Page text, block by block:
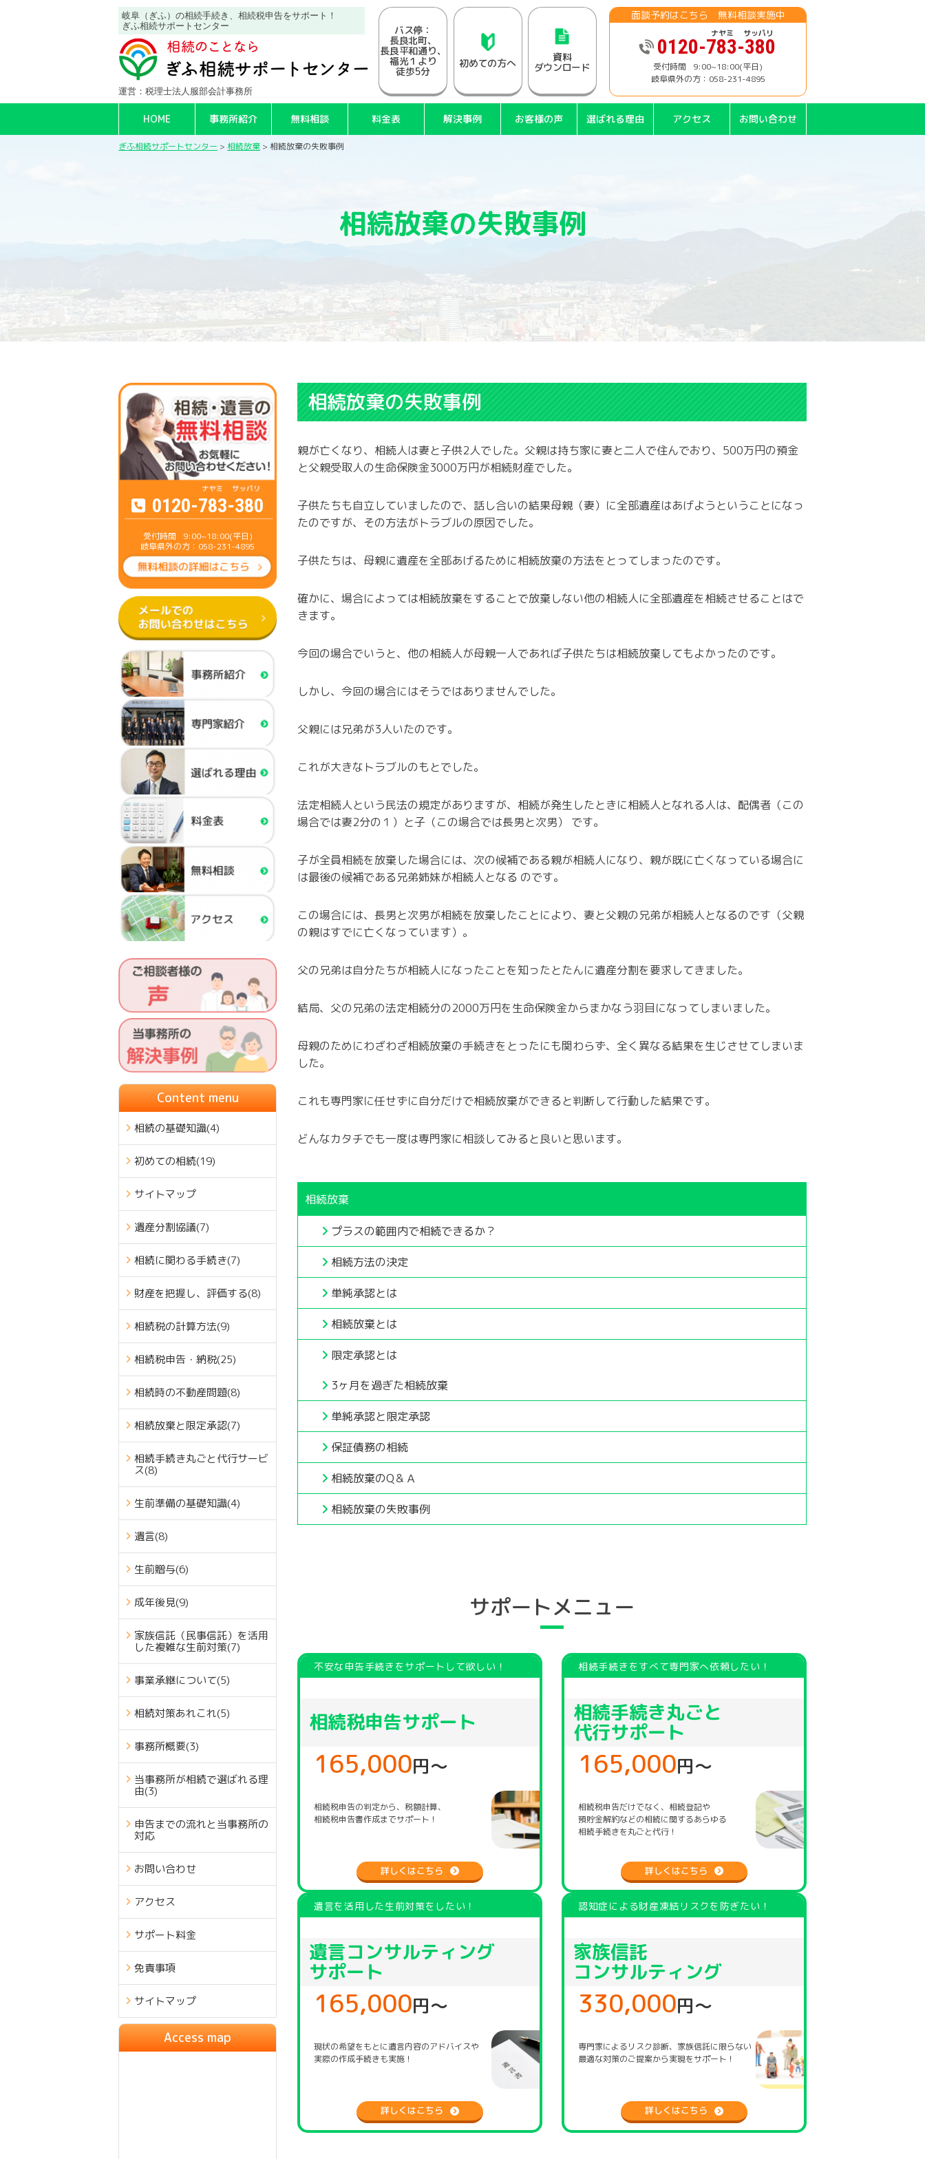
岐阜（ぎふ）の相続手続き、相続税申告をサポート！
ぎふ相続サポートセンター
運営：税理士法人服部会計事務所
バス停：
長良北町、
長良平和通り、
福光１より
徒歩5分
初めての方へ 資料
ダウンロード
面談予約はこちら 無料相談実施中
0120-783-380
9:00~18:00(平日)
岐阜県外の方：058-231-4895
HOME 事務所紹介 無料相談 料金表 解決事例 お客様の声 選ばれる理由 アクセス お問い合わせ
ぎふ相続サポートセンター > 相続放棄 > 相続放棄の失敗事例
相続放棄の失敗事例
相続放棄の失敗事例
親が亡くなり、相続人は妻と子供2人でした。父親は持ち家に妻と二人で住んでおり、500万円の預金
と父親受取人の生命保険金3000万円が相続財産でした。
子供たちも自立していましたので、話し合いの結果母親（妻）に全部遺産はあげようということになっ
たのですが、その方法がトラブルの原因でした。
子供たちは、母親に遺産を全部あげるために相続放棄の方法をとってしまったのです。
確かに、場合によっては相続放棄をすることで放棄しない他の相続人に全部遺産を相続させることはで
きます。
今回の場合でいうと、他の相続人が母親一人であれば子供たちは相続放棄してもよかったのです。
しかし、今回の場合にはそうではありませんでした。
父親には兄弟が3人いたのです。
これが大きなトラブルのもとでした。
法定相続人という民法の規定がありますが、相続が発生したときに相続人となれる人は、配偶者（この
場合では妻2分の１）と子（この場合では長男と次男） です。
子が全員相続を放棄した場合には、次の候補である親が相続人になり、親が既に亡くなっている場合に
は最後の候補である兄弟姉妹が相続人となる のです。
この場合には、長男と次男が相続を放棄したことにより、妻と父親の兄弟が相続人となるのです（父親
の親はすでに亡くなっています）。
父の兄弟は自分たちが相続人になったことを知ったとたんに遺産分割を要求してきました。
結局、父の兄弟の法定相続分の2000万円を生命保険金からまかなう羽目になってしまいました。
母親のためにわざわざ相続放棄の手続きをとったにも関わらず、全く異なる結果を生じさせてしまいま
した。
これも専門家に任せずに自分だけで相続放棄ができると判断して行動した結果です。
どんなカタチでも一度は専門家に相談してみると良いと思います。
相続放棄
プラスの範囲内で相続できるか？
相続方法の決定
単純承認とは
相続放棄とは
限定承認とは
3ヶ月を過ぎた相続放棄
単純承認と限定承認
保証債務の相続
相続放棄のQ＆Ａ
相続放棄の失敗事例
サポートメニュー
不安な申告手続きをサポートして欲しい！
相続税申告サポート
165,000円〜
相続税申告の判定から、税額計算、
相続税申告書作成までサポート！
詳しくはこちら
相続手続きをすべて専門家へ依頼したい！
相続手続き丸ごと
代行サポート
165,000円〜
相続税申告だけでなく、相続登記や
預貯金解約などの相続に関するあらゆる
相続手続きを丸ごと代行！
詳しくはこちら
遺言を活用した生前対策をしたい！
遺言コンサルティング
サポート
165,000円〜
現状の希望をもとに遺言内容のアドバイスや
実際の作成手続きも実施！
詳しくはこちら
認知症による財産凍結リスクを防ぎたい！
家族信託
コンサルティング
330,000円〜
専門家によるリスク診断、家族信託に限らない
最適な対策のご提案から実現をサポート！
詳しくはこちら
0120-783-380
9:00~18:00(平日)
岐阜県外の方：058-231-4895
Content menu
相続の基礎知識(4)
初めての相続(19)
サイトマップ
遺産分割協議(7)
相続に関わる手続き(7)
財産を把握し、評価する(8)
相続税の計算方法(9)
相続税申告・納税(25)
相続時の不動産問題(8)
相続放棄と限定承認(7)
相続手続き丸ごと代行サービ
ス(8)
生前準備の基礎知識(4)
遺言(8)
生前贈与(6)
成年後見(9)
家族信託（民事信託）を活用
した複雑な生前対策(7)
事業承継について(5)
相続対策あれこれ(5)
事務所概要(3)
当事務所が相続で選ばれる理
由(3)
申告までの流れと当事務所の
対応
お問い合わせ
アクセス
サポート料金
免責事項
サイトマップ
Access map